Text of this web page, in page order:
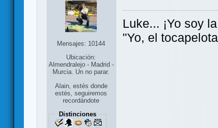
Mensajes: 10144
Ubicación:
Almendralejo - Madrid -
Murcia. Un no parar.
Alain, estés donde
estés, seguiremos
recordándote
Distinciones
Luke... ¡Yo soy
"Yo, el